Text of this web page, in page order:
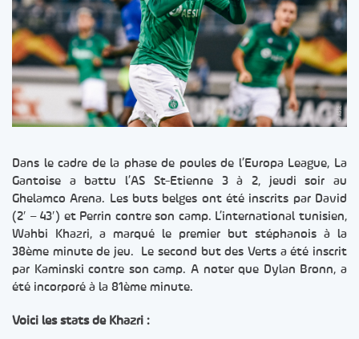
Dans le cadre de la phase de poules de l’Europa League, La
Gantoise a battu l’AS St-Etienne 3 à 2, jeudi soir au
Ghelamco Arena. Les buts belges ont été inscrits par David
(2′ – 43′) et Perrin contre son camp. L’international tunisien,
Wahbi Khazri, a marqué le premier but stéphanois à la
38ème minute de jeu. Le second but des Verts a été inscrit
par Kaminski contre son camp. A noter que Dylan Bronn, a
été incorporé à la 81ème minute.
Voici les stats de Khazri :